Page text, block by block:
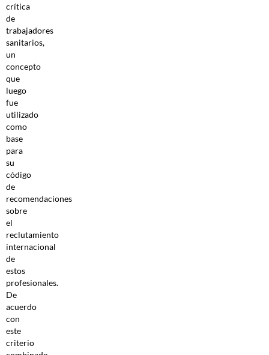
crítica
de
trabajadores
sanitarios,
un
concepto
que
luego
fue
utilizado
como
base
para
su
código
de
recomendaciones
sobre
el
reclutamiento
internacional
de
estos
profesionales.
De
acuerdo
con
este
criterio